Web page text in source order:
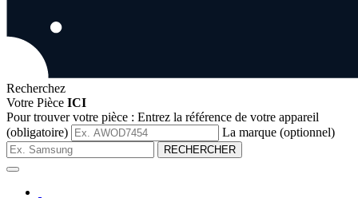
Recherchez
Votre Pièce ICI
Pour trouver votre pièce : Entrez la référence de votre appareil
(obligatoire)
La marque (optionnel)
RECHERCHER